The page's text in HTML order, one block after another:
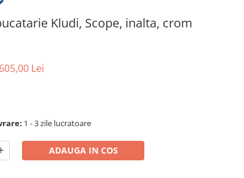
Kludi, Scope, inalta, crom
605,00 Lei
1 - 3 zile lucratoare
ADAUGA IN COS